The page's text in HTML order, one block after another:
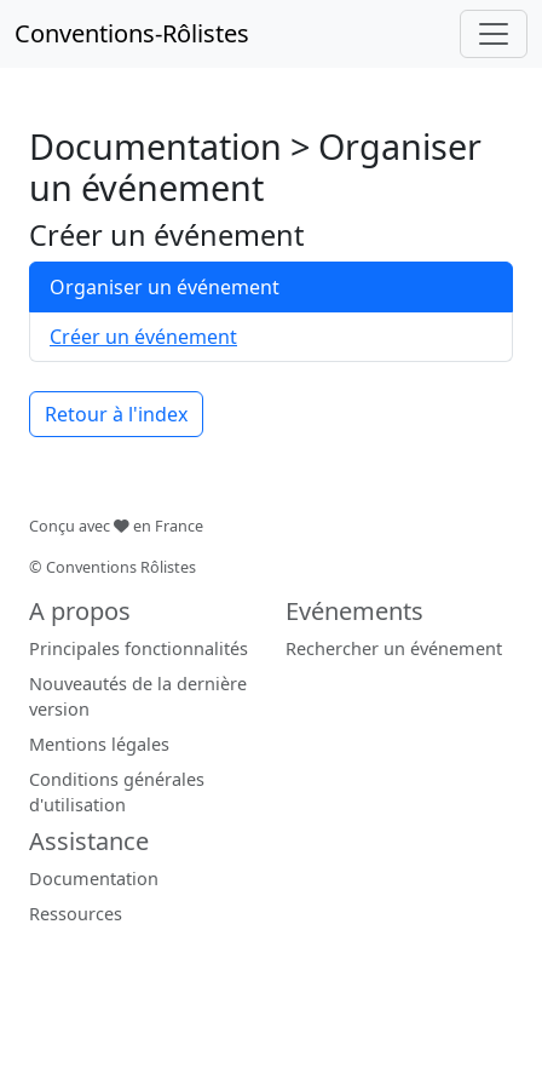
Conventions-Rôlistes
Documentation > Organiser
un événement
Créer un événement
Organiser un événement
Créer un événement
Retour à l'index
Conçu avec
en France
© Conventions Rôlistes
A propos
Principales fonctionnalités
Nouveautés de la dernière
version
Mentions légales
Conditions générales
d'utilisation
Evénements
Rechercher un événement
Assistance
Documentation
Ressources